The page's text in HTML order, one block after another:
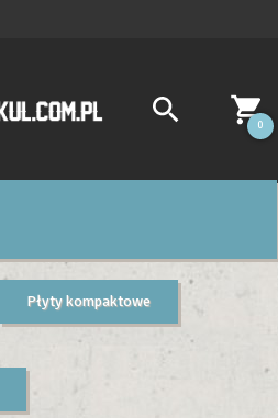
0
Płyty kompaktowe